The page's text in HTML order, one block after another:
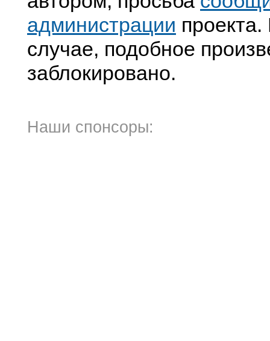
администрации
случае, подобное
заблокировано.
Наши спонсоры: